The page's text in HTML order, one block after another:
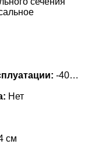
-40…
Нет
см